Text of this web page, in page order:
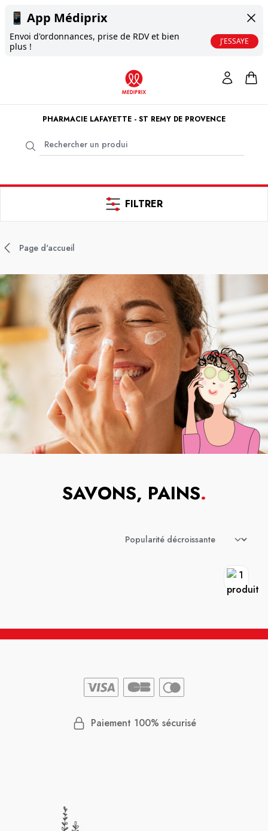
📱 App Médiprix
Envoi d'ordonnances, prise de RDV et bien
plus !
J'ESSAYE
PHARMACIE LAFAYETTE - ST REMY DE PROVENCE
FILTRER
Page d'accueil
SAVONS, PAINS.
Paiement 100% sécurisé